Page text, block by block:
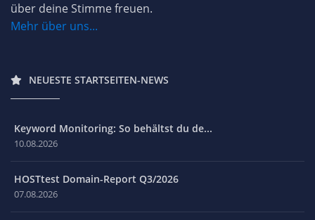
über deine Stimme freuen.
Mehr über uns...
NEUESTE STARTSEITEN-NEWS
Keyword Monitoring: So behältst du de...
10.08.2026
HOSTtest Domain-Report Q3/2026
07.08.2026